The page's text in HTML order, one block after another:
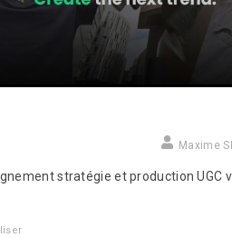
Maxime
stratégie et production UGC